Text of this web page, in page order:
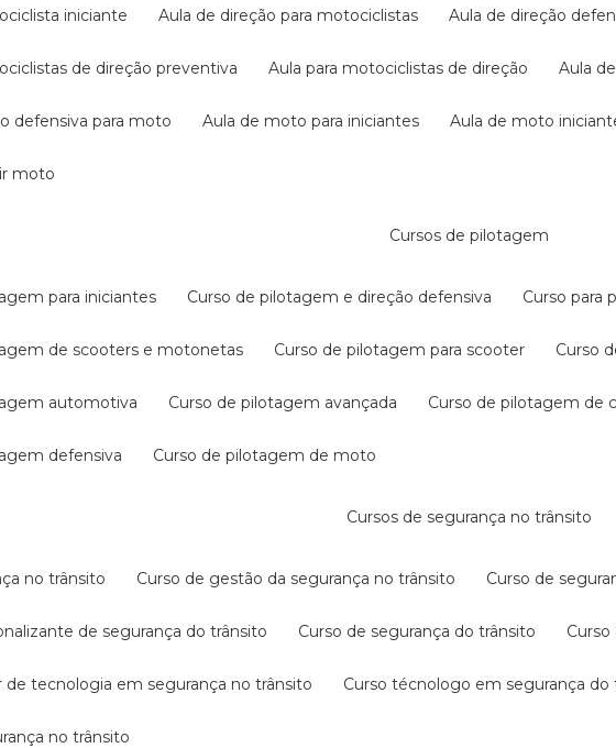
iniciante aula de direção para motociclistas aula de direção
de direção preventiva aula para motociclistas de direção aula
defensiva para moto aula de moto para iniciantes aula de moto
moto
cursos de pilotagem
para iniciantes curso de pilotagem e direção defensiva curso
de scooters e motonetas curso de pilotagem para scooter curso
automotiva curso de pilotagem avançada curso de pilotagem de
defensiva curso de pilotagem de moto
cursos de segurança no trânsito
no trânsito curso de gestão da segurança no trânsito curso de
de segurança do trânsito curso de segurança do trânsito
de tecnologia em segurança no trânsito curso técnologo em segurança do
no trânsito